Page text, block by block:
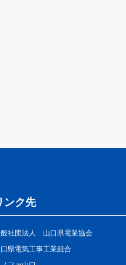
ンク先
社団法人 山口県電業協会
県電気工事工業組合